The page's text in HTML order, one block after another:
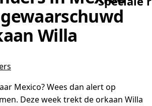
Willa
Mexico? Wees dan alert op
Deze week trekt de orkaan Willa